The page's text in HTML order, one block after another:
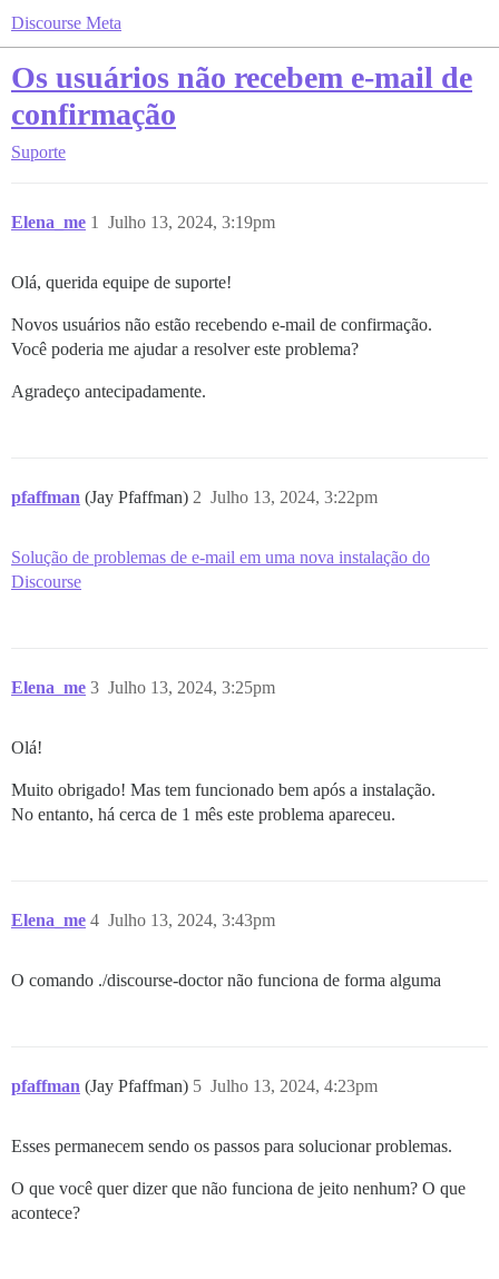
Discourse Meta
Os usuários não recebem e-mail de
confirmação
Suporte
Elena_me Julho 13, 2024, 3:19pm
1
Olá, querida equipe de suporte!
Novos usuários não estão recebendo e-mail de confirmação.
Você poderia me ajudar a resolver este problema?
Agradeço antecipadamente.
pfaffman (Jay Pfaffman) Julho 13, 2024, 3:22pm
2
Solução de problemas de e-mail em uma nova instalação do
Discourse
Elena_me Julho 13, 2024, 3:25pm
3
Olá!
Muito obrigado! Mas tem funcionado bem após a instalação.
No entanto, há cerca de 1 mês este problema apareceu.
Elena_me Julho 13, 2024, 3:43pm
4
O comando ./discourse-doctor não funciona de forma alguma
pfaffman (Jay Pfaffman) Julho 13, 2024, 4:23pm
5
Esses permanecem sendo os passos para solucionar problemas.
O que você quer dizer que não funciona de jeito nenhum? O que
acontece?